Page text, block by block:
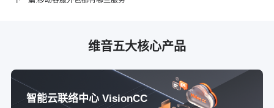
维音五大核心产品
智能云联络中心 VisionCC